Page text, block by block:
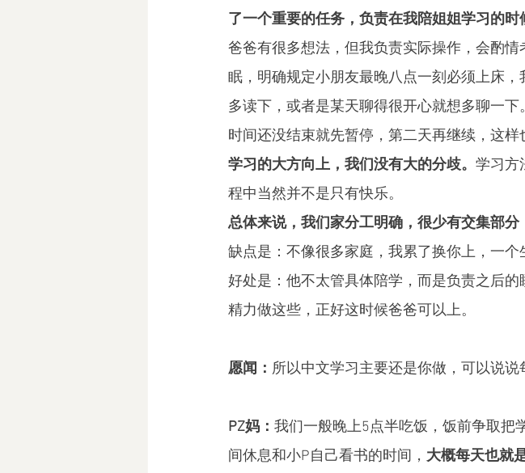
了一个重要的任务，负责在我陪姐姐学习的时
爸爸有很多想法，但我负责实际操作，会酌
眠，明确规定小朋友最晚八点一刻必须上床
多读下，或者是某天聊得很开心就想多聊一
时间还没结束就先暂停，第二天再继续，这样
学习的大方向上，我们没有大的分歧。 学习方
程中当然并不是只有快乐。
总体来说，我们家分工明确，很少有交集部分
缺点是：不像很多家庭，我累了换你上，一个
好处是：他不太管具体陪学，而是负责之后
精力做这些，正好这时候爸爸可以上。
愿闻： 所以中文学习主要还是你做，可以说
PZ妈： 我们一般晚上5点半吃饭，饭前争取把
间休息和小P自己看书的时间， 大概每天也就